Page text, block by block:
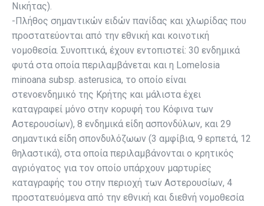
Νικήτας).
-Πλήθος σημαντικών ειδών πανίδας και χλωρίδας που
προστατεύονται από την εθνική και κοινοτική
νομοθεσία. Συνοπτικά, έχουν εντοπιστεί: 30 ενδημικά
φυτά στα οποία περιλαμβάνεται και η Lomelosia
minoana subsp. asterusica, το οποίο είναι
στενοενδημικό της Κρήτης και μάλιστα έχει
καταγραφεί μόνο στην κορυφή του Κόφινα των
Αστερουσίων), 8 ενδημικά είδη ασπονδύλων, και 29
σημαντικά είδη σπονδυλόζωων (3 αμφίβια, 9 ερπετά, 12
θηλαστικά), στα οποία περιλαμβάνονται ο κρητικός
αγριόγατος για τον οποίο υπάρχουν μαρτυρίες
καταγραφής του στην περιοχή των Αστερουσίων, 4
προστατευόμενα από την εθνική και διεθνή νομοθεσία